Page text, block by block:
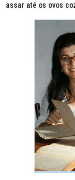
assar até os ovos